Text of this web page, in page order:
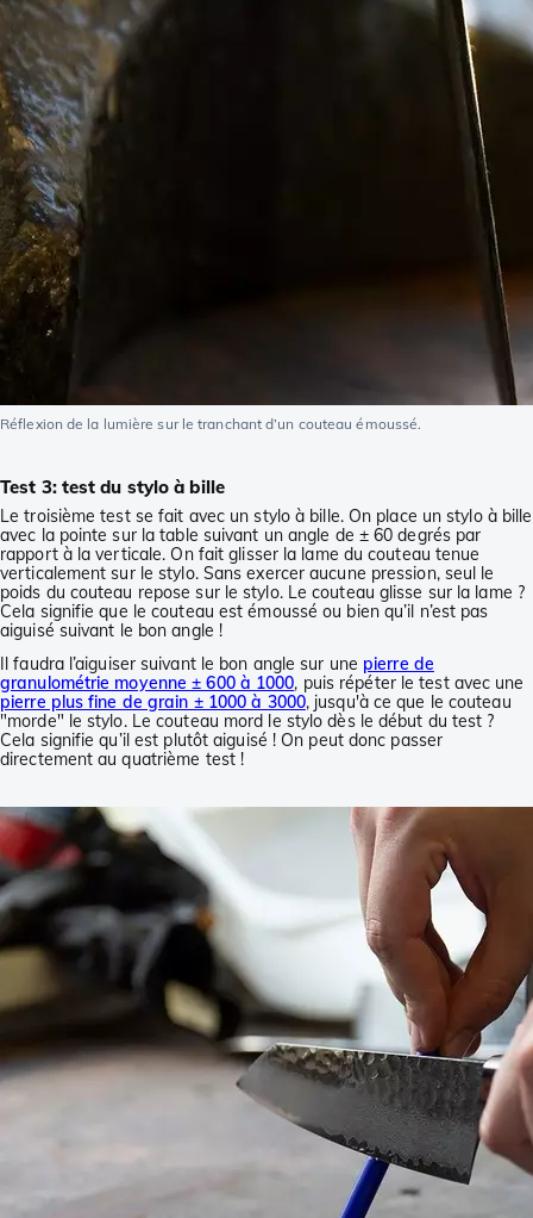
Réflexion de la lumière sur le tranchant d’un couteau émoussé.
Test 3: test du stylo à bille
Le troisième test se fait avec un stylo à bille. On place un stylo à bille
avec la pointe sur la table suivant un angle de ± 60 degrés par
rapport à la verticale. On fait glisser la lame du couteau tenue
verticalement sur le stylo. Sans exercer aucune pression, seul le
poids du couteau repose sur le stylo. Le couteau glisse sur la lame ?
Cela signifie que le couteau est émoussé ou bien qu’il n’est pas
aiguisé suivant le bon angle !
Il faudra l’aiguiser suivant le bon angle sur une pierre de
granulométrie moyenne ± 600 à 1000, puis répéter le test avec une
pierre plus fine de grain ± 1000 à 3000, jusqu'à ce que le couteau
"morde" le stylo. Le couteau mord le stylo dès le début du test ?
Cela signifie qu’il est plutôt aiguisé ! On peut donc passer
directement au quatrième test !